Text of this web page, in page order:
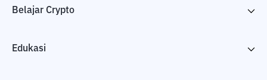
Belajar Crypto
Edukasi